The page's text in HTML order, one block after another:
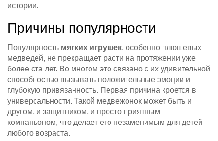
истории.
Причины популярности
Популярность мягких игрушек, особенно плюшевых
медведей, не прекращает расти на протяжении уже
более ста лет. Во многом это связано с их удивительной
способностью вызывать положительные эмоции и
глубокую привязанность. Первая причина кроется в
универсальности. Такой медвежонок может быть и
другом, и защитником, и просто приятным
компаньоном, что делает его незаменимым для детей
любого возраста.